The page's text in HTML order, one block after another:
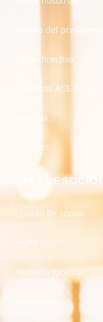
Saluda del presidente
Junta directiva
Estatutos ACE-A
Noticias
Reseñas
ÁREA DE
Listado de socios
Hazte socio
Asesoría jurídica